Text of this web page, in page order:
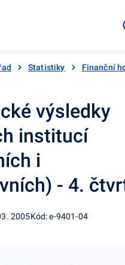
Statistiky Finanční
výsledky
institucí
i
- 4.
2005Kód: e-9401-04